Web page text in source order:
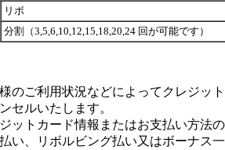
リボ
分割（3,5,6,10,12,15,18,20,24 回が可能です）
のご利用状況などによってクレジッ
セルいたします。
ットカード情報またはお支払い方法
い、リボルビング払い又はボーナス